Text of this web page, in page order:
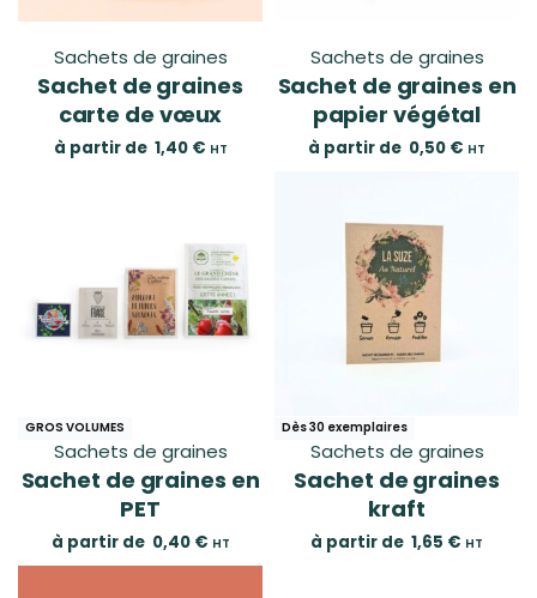
Sachets de graines
Sachet de graines
carte de vœux
à partir de 1,40 € HT
Sachets de graines
Sachet de graines en
papier végétal
à partir de 0,50 € HT
GROS VOLUMES
Sachets de graines
Sachet de graines en
PET
à partir de 0,40 € HT
Dès 30 exemplaires
Sachets de graines
Sachet de graines
kraft
à partir de 1,65 € HT